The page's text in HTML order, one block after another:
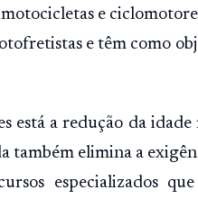
e
e têm como
está a redução da
também elimina a
especializados